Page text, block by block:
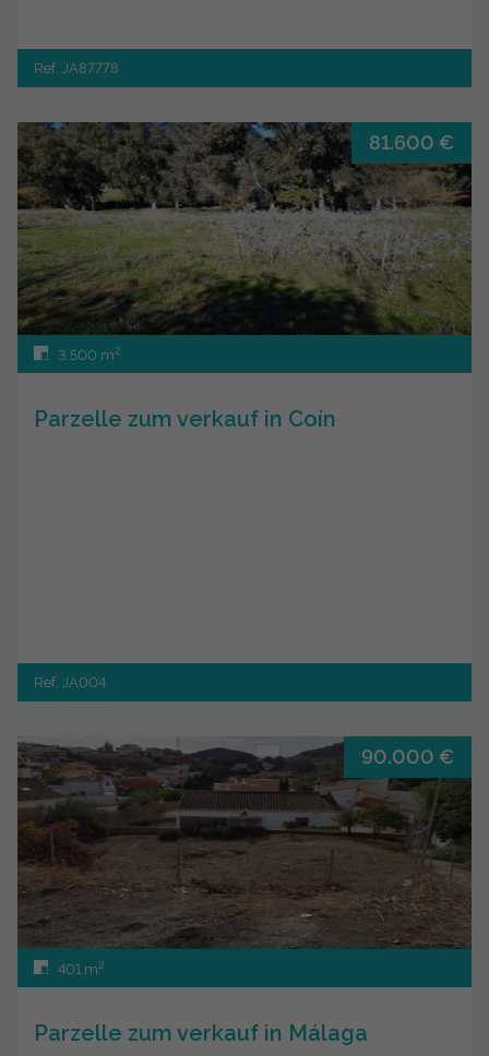
Ref. JA87778
81.600 €
3.500 m2
Parzelle zum verkauf in Coín
Ref. JA004
90.000 €
401 m2
Parzelle zum verkauf in Málaga